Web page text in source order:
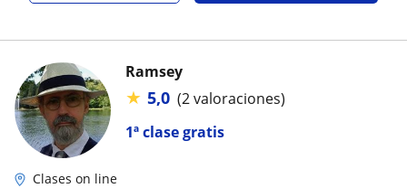
1ª clase gratis
Ramsey
★ 5,0 (2 valoraciones)
Clases on line